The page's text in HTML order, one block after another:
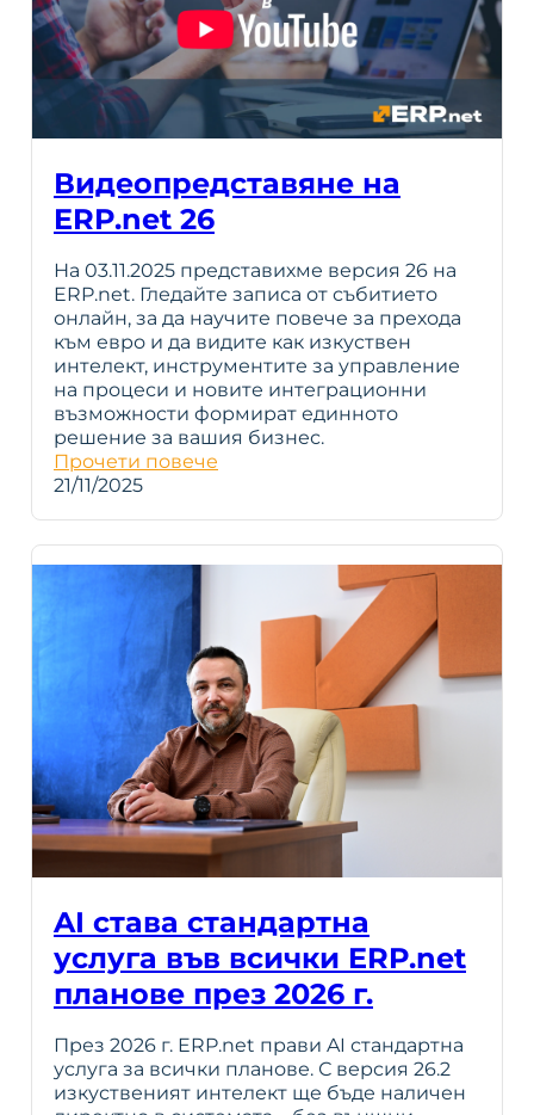
Видеопредставяне на
ERP.net 26
На 03.11.2025 представихме версия 26 на
ERP.net. Гледайте записа от събитието
онлайн, за да научите повече за прехода
към евро и да видите как изкуствен
интелект, инструментите за управление
на процеси и новите интеграционни
възможности формират единното
решение за вашия бизнес.
Прочети повече
21/11/2025
AI става стандартна
услуга във всички ERP.net
планове през 2026 г.
През 2026 г. ERP.net прави AI стандартна
услуга за всички планове. С версия 26.2
изкуственият интелект ще бъде наличен